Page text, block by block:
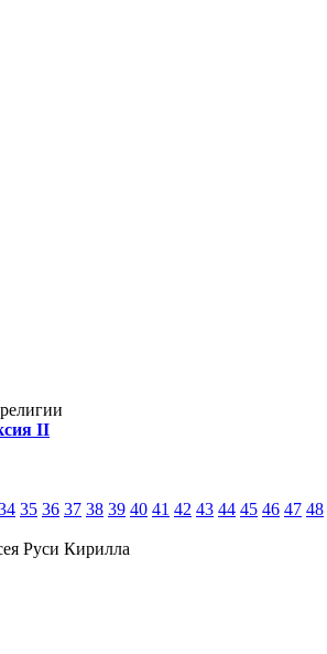
II
35 36 37 38 39 40 41 42 43 44 45 46 47 48
Руси Кирилла